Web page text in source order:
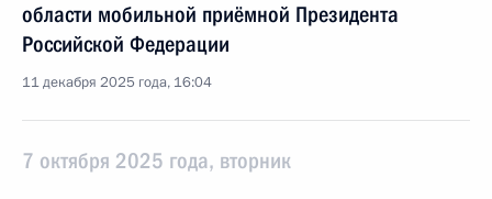
области мобильной приёмной Президента
Российской Федерации
11 декабря 2025 года, 16:04
7 октября 2025 года, вторник